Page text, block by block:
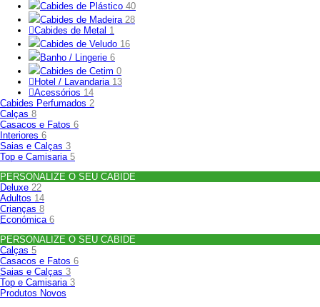
Cabides de Plástico 40
Cabides de Madeira 28
Cabides de Metal 1
Cabides de Veludo 16
Banho / Lingerie 6
Cabides de Cetim 0
Hotel / Lavandaria 13
Acessórios 14
Cabides Perfumados 2
Calças 8
Casacos e Fatos 6
Interiores 6
Saias e Calças 3
Top e Camisaria 5
PERSONALIZE O SEU CABIDE
Deluxe 22
Adultos 14
Crianças 8
Económica 6
PERSONALIZE O SEU CABIDE
Calças 5
Casacos e Fatos 6
Saias e Calças 3
Top e Camisaria 3
Produtos Novos